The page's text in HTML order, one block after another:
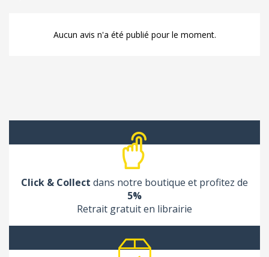
Aucun avis n'a été publié pour le moment.
Click & Collect dans notre boutique et profitez de
5%
Retrait gratuit en librairie